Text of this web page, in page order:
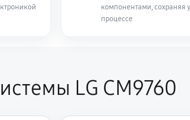
компонентами, сохраняя
процессе
LG CM9760